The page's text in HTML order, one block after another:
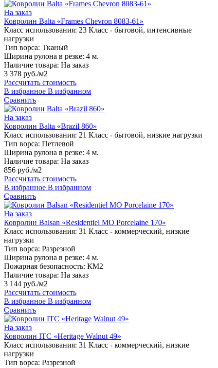
На заказ
Ковролин Balta «Frames Chevron 8083-61»
Класс использования: 23 Класс - бытовой, интенсивные
нагрузки
Тип ворса: Тканый
Ширина рулона в резке: 4 м.
Наличие товара: На заказ
3 378 руб./м2
Рассчитать стоимость
В избранное В избранном
Сравнить
На заказ
Ковролин Balta «Brazil 860»
Класс использования: 21 Класс - бытовой, низкие нагрузки
Тип ворса: Петлевой
Ширина рулона в резке: 4 м.
Наличие товара: На заказ
856 руб./м2
Рассчитать стоимость
В избранное В избранном
Сравнить
На заказ
Ковролин Balsan «Residentiel MO Porcelaine 170»
Класс использования: 31 Класс - коммерческий, низкие
нагрузки
Тип ворса: Разрезной
Ширина рулона в резке: 4 м.
Пожарная безопасность: КМ2
Наличие товара: На заказ
3 144 руб./м2
Рассчитать стоимость
В избранное В избранном
Сравнить
На заказ
Ковролин ITC «Heritage Walnut 49»
Класс использования: 31 Класс - коммерческий, низкие
нагрузки
Тип ворса: Разрезной